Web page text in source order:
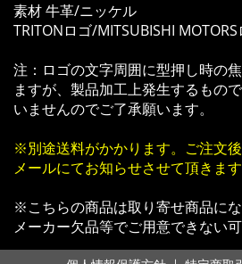
素材 牛革/ニッケル
TRITONロゴ/MITSUBISHI
注：ロゴの文字周囲に型押し時の
ますが、製品加工上発生するもの
いませんのでご了承願います。
※別途送料がかかります。ご注文
メールにてお知らせさせて頂きます
※こちらの商品は取り寄せ商品にな
メーカー欠品等でご用意できない